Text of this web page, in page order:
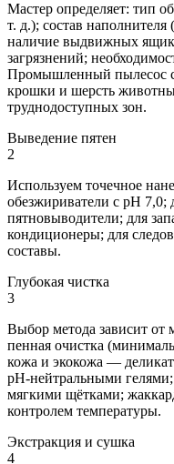
Мастер определяет: тип
т. д.); состав
наличие выдвижных
загрязнений;
Промышленный пылесос с
крошки и шерсть
труднодоступных зон.
Выведение пятен
2
Используем точечное
обезжириватели с pH
пятновыводители; для
кондиционеры; для
составы.
Глубокая чистка
3
Выбор метода зависит от
пенная очистка
кожа и экокожа —
pH‑нейтральными
мягкими щётками;
контролем температуры.
Экстракция и сушка
4